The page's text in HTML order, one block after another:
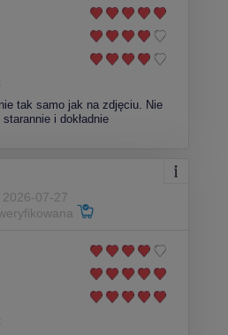
tak samo jak na zdjęciu. Nie
i dokładnie
07-27